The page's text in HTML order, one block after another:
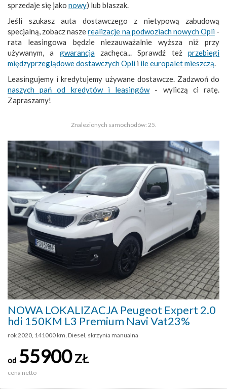
sprzedaje się jako nowy) lub blaszak.
Jeśli szukasz auta dostawczego z nietypową zabudową
specjalną, zobacz naszerealizacje na podwoziach nowych Opli-
rata leasingowa będzie niezauważalnie wyższa niż przy
używanym, a gwarancjazachęca... Sprawdź teżprzebiegi
międzyprzeglądowe dostawczych Opli i ile europalet mieszczą.
Leasingujemy i kredytujemy używane dostawcze. Zadzwoń do
naszych pań od kredytów i leasingów- wyliczą ci ratę.
Zapraszamy!
Znalezionych samochodów: 25.
NOWA LOKALIZACJA Peugeot Expert 2.0
hdi 150KM L3 Premium Navi Vat23%
rok 2020, 141000 km, Diesel, skrzynia manualna
od 55900ZŁ
cena netto